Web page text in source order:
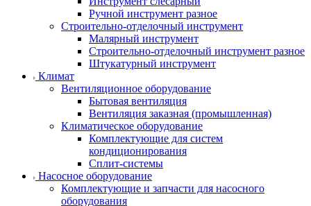
Ручной инструмент разное
Строительно-отделочный инструмент
Малярный инструмент
Строительно-отделочный инструмент разное
Штукатурный инструмент
Климат
Вентиляционное оборудование
Бытовая вентиляция
Вентиляция заказная (промышленная)
Климатическое оборудование
Комплектующие для систем
кондиционирования
Сплит-системы
Насосное оборудование
Комплектующие и запчасти для насосного
оборудования